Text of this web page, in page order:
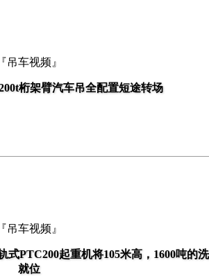
『吊车视频』
桁架臂汽车吊全配置短途转场
『吊车视频』
PTC200起重机将105米高，1600吨的
就位